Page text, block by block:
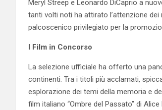
Meryl Streep e Leonardo DiCaprio a
tanti volti noti ha attirato l’attenzione
palcoscenico privilegiato per la
I Film in Concorso
La selezione ufficiale ha offerto una
continenti. Tra i titoli più acclamati,
esplorazione dei temi della memoria e
film italiano “Ombre del Passato” di